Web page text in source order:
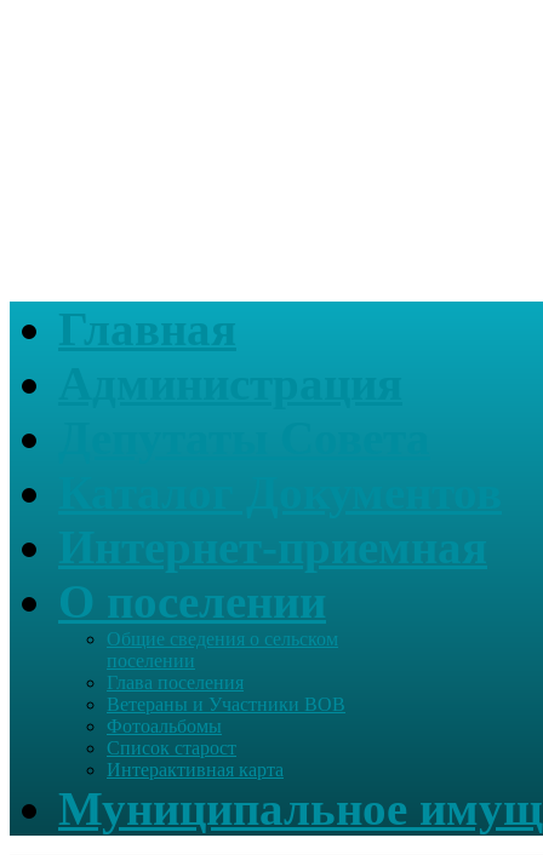
Главная
О поселении
Общие сведения о сельском
поселении
Глава поселения
Ветераны и Участники ВОВ
Фотоальбомы
Список старост
Интерактивная карта
Муниципальное